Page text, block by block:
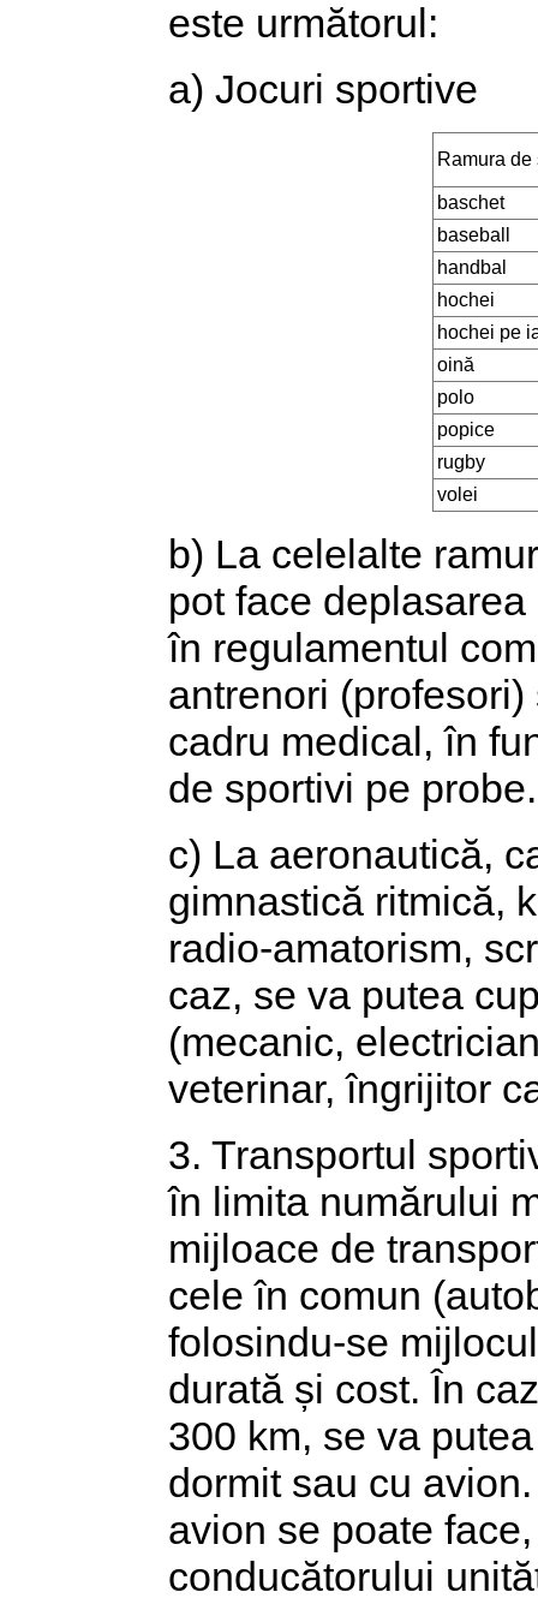
este următorul:
a) Jocuri sportive
Ramura de
baschet
baseball
handbal
hochei
hochei pe
oină
polo
popice
rugby
volei
b) La celelalte
pot face
în regulamentul
antrenori
cadru medical, în
de sportivi pe probe.
c) La aeronautică,
gimnastică ritmică,
radio-amatorism,
caz, se va putea
(mecanic,
veterinar, îngrijitor
3. Transportul
în limita numărului
mijloace de
cele în comun
folosindu-se
durată și cost. În
300 km, se va
dormit sau cu
avion se poate
conducătorului